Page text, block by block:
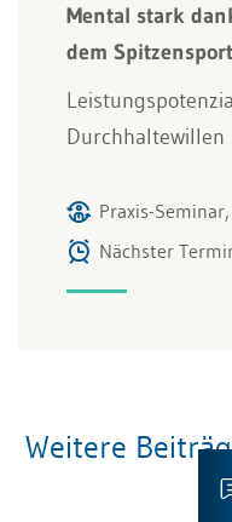
Mental stark
dem Spitzensport
Durchhaltewillen
Praxis-
Nächster
Weitere